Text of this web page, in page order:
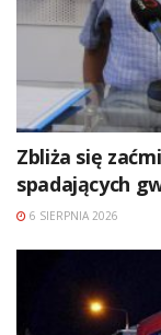
Zbliża się
spadających
6 SIERPNIA 2026